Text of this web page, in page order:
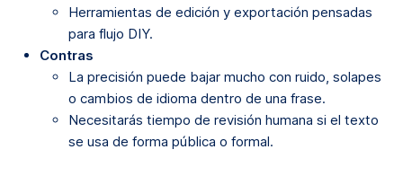
Herramientas de edición y exportación pensadas
para flujo DIY.
Contras
La precisión puede bajar mucho con ruido, solapes
o cambios de idioma dentro de una frase.
Necesitarás tiempo de revisión humana si el texto
se usa de forma pública o formal.